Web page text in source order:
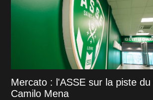
Mercato : l'ASSE sur la piste du
Camilo Mena